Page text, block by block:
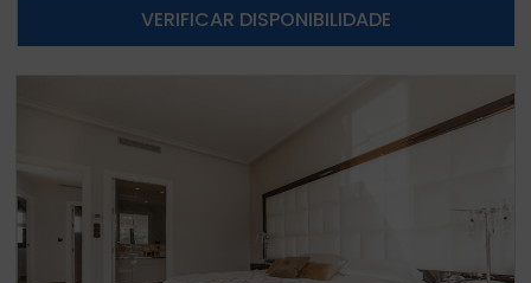
VERIFICAR DISPONIBILIDADE